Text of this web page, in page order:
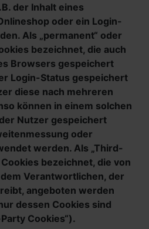
der Inhalt eines
oder ein Login-
Als „permanent“ oder
bezeichnet, die auch
Browsers gespeichert
Login-Status gespeichert
diese nach mehreren
können in einem solchen
Nutzer gespeichert
oder
werden. Als „Third-
bezeichnet, die von
Verantwortlichen, der
angeboten werden
dessen Cookies sind
Cookies“).